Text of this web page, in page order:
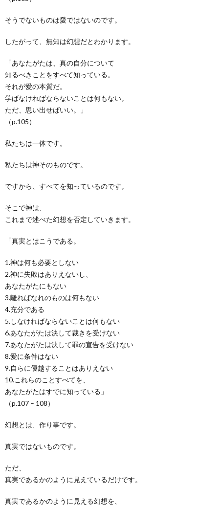
そうでないものは愛ではないのです。
したがって、無知は幻想だとわかります。
「あなたがたは、真の自分について
知るべきことをすべて知っている。
それが愛の本質だ。
学ばなければならないことは何もない。
ただ、思い出せばいい。」
（p.105）
私たちは一体です。
私たちは神そのものです。
ですから、すべてを知っているのです。
そこで神は、
これまで述べた幻想を否定していきます。
「真実とはこうである。
1.神は何も必要としない
2.神に失敗はありえないし、
あなたがたにもない
3.離ればなれのものは何もない
4.充分である
5.しなければならないことは何もない
6.あなたがたは決して裁きを受けない
7.あなたがたは決して罪の宣告を受けない
8.愛に条件はない
9.自らに優越することはありえない
10.これらのことすべてを、
あなたがたはすでに知っている」
（p.107 – 108）
幻想とは、作り事です。
真実ではないものです。
ただ、
真実であるかのように見えているだけです。
真実であるかのように見える幻想を、